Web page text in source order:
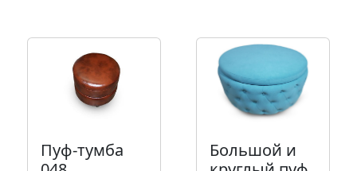
Пуф-тумба
Большой и